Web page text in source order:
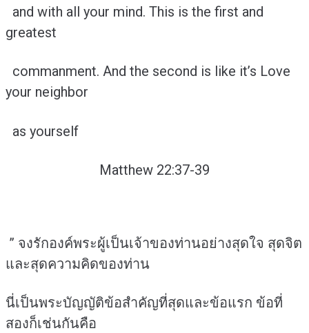
and with all your mind. This is the first and
greatest
commanment. And the second is like it’s Love
your neighbor
as yourself
Matthew 22:37-39
” จงรักองค์พระผู้เป็นเจ้าของท่านอย่างสุดใจ สุดจิต
และสุดความคิดของท่าน
นี่เป็นพระบัญญัติข้อสำคัญที่สุดและข้อแรก ข้อที่
สองก็เช่นกันคือ